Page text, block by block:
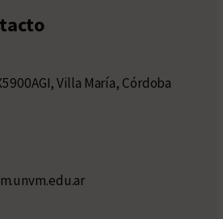
Villa María, Córdoba